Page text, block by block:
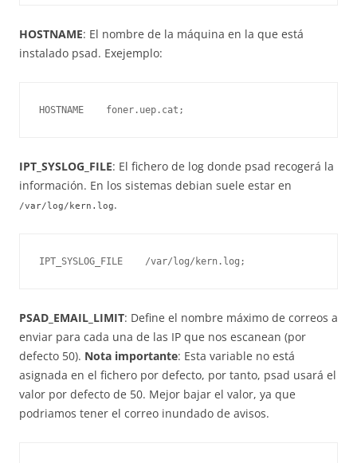
HOSTNAME: El nombre de la máquina en la que está
instalado psad. Exejemplo:
HOSTNAME    foner.uep.cat;
IPT_SYSLOG_FILE: El fichero de log donde psad recogerá la
información. En los sistemas debian suele estar en
/var/log/kern.log.
IPT_SYSLOG_FILE    /var/log/kern.log;
PSAD_EMAIL_LIMIT: Define el nombre máximo de correos a
enviar para cada una de las IP que nos escanean (por
defecto 50). Nota importante: Esta variable no está
asignada en el fichero por defecto, por tanto, psad usará el
valor por defecto de 50. Mejor bajar el valor, ya que
podriamos tener el correo inundado de avisos.